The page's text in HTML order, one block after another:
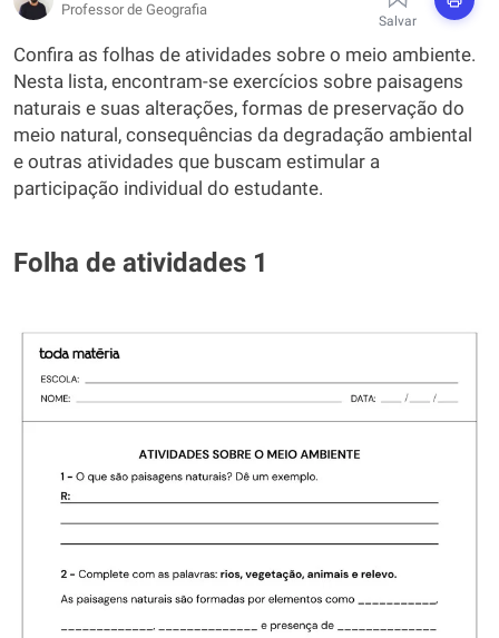
Professor de Geografia
Salvar
Confira as folhas de atividades sobre o meio ambiente.
Nesta lista, encontram-se exercícios sobre paisagens
naturais e suas alterações, formas de preservação do
meio natural, consequências da degradação ambiental
e outras atividades que buscam estimular a
participação individual do estudante.
Folha de atividades 1